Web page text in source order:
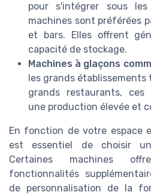
pour s'intégrer sous
machines sont préférées
et bars. Elles offrent
capacité de stockage.
Machines à glaçons
les grands
grands restaurants, ces
une production élevée et
En fonction de votre espace
est essentiel de choisir
Certaines machines
fonctionnalités
de personnalisation de la